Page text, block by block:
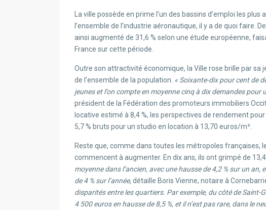
La ville possède en prime l’un des bassins d’emploi les
l’ensemble de l’industrie aéronautique, il y a de quoi faire.
ainsi augmenté de 31,6 % selon une étude européenne,
France sur cette période.
Outre son attractivité économique, la Ville rose brille par sa
de l’ensemble de la population. « Soixante-dix pour cent de
jeunes et l’on compte en moyenne cinq à dix demandes pour
président de la Fédération des promoteurs immobiliers
locative estimé à 8,4 %, les perspectives de rendement
5,7 % bruts pour un studio en location à 13,70 euros/m².
Reste que, comme dans toutes les métropoles françaises,
commencent à augmenter. En dix ans, ils ont grimpé de 13,4
moyenne dans l’ancien, avec une hausse de 4,2 % sur un
de 4 % sur l’année, détaille Boris Vienne, notaire à
disparités entre les quartiers. Par exemple, du côté de Saint-
4 500 euros en hausse de 8,5 %, et il n’est pas rare, dans le